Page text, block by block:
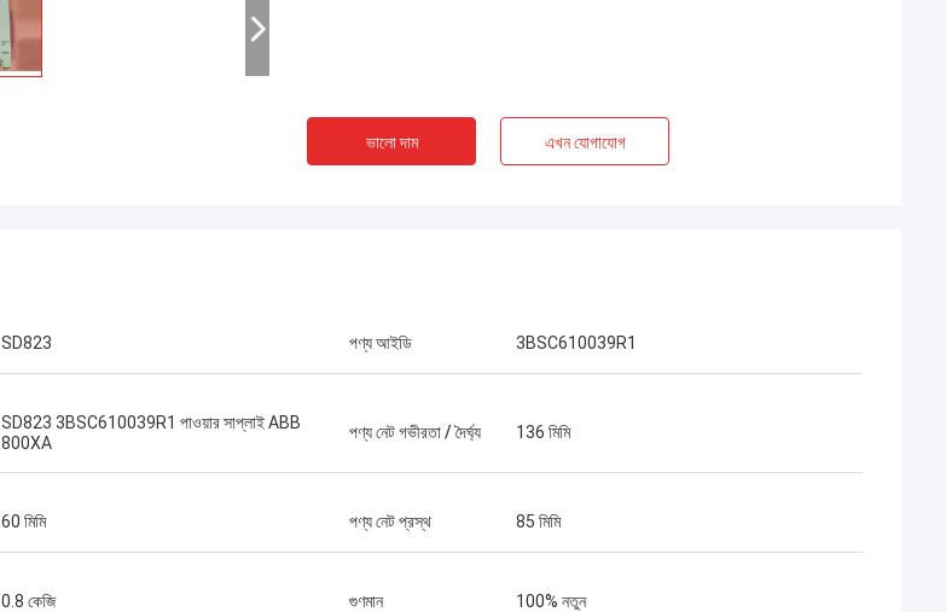
ভালো দাম এখন যোগাযোগ
SD823 পণ্য আইডি 3BSC610039R1
SD823 3BSC610039R1 পাওয়ার সাপ্লাই ABB
800XA
পণ্য নেট গভীরতা / দৈর্ঘ্য 136 মিমি
60 মিমি পণ্য নেট প্রস্থ 85 মিমি
0.8 কেজি গুণমান 100% নতুন